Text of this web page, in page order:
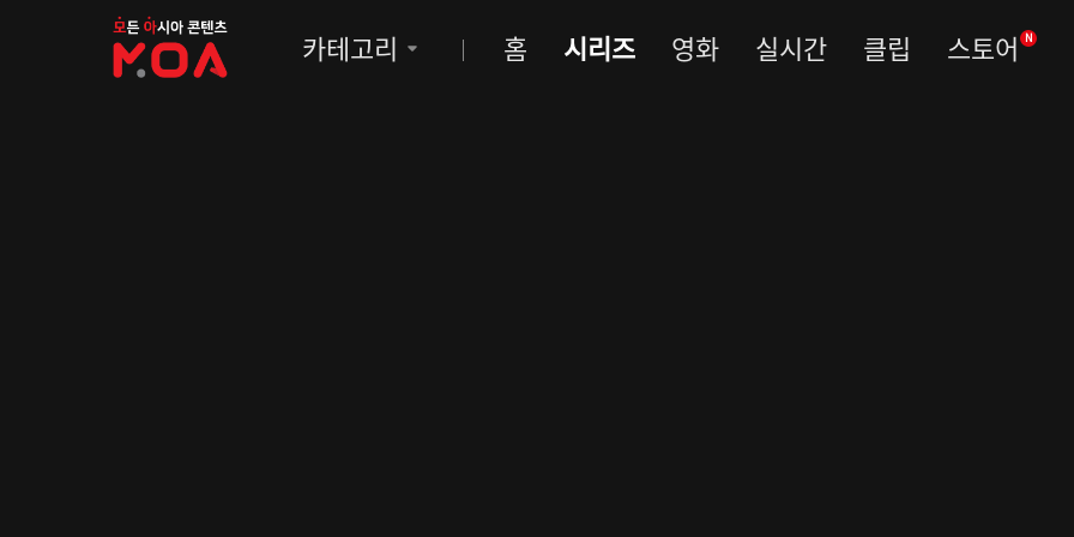
MOA
카테고리 홈 시리즈 영화 실시간 클립 스토어 N